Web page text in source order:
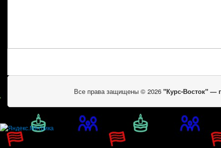
Все права защищены © 2026 "Курс-Восток" —